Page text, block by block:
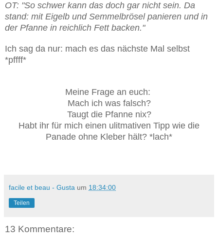
OT: "So schwer kann das doch gar nicht sein. Da
stand: mit Eigelb und Semmelbrösel panieren und in
der Pfanne in reichlich Fett backen."
Ich sag da nur: mach es das nächste Mal selbst
*pffff*
Meine Frage an euch:
Mach ich was falsch?
Taugt die Pfanne nix?
Habt ihr für mich einen ulitmativen Tipp wie die
Panade ohne Kleber hält? *lach*
facile et beau - Gusta um 18:34:00
Teilen
13 Kommentare: